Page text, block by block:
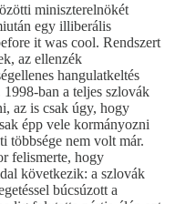
miniszterelnökét
egy illiberális
it was cool. Rendszert
az ellenzék
hangulatkeltés
ban a teljes szlovák
az is csak úgy, hogy
épp vele kormányozni
többsége nem volt már.
felismerte, hogy
következik: a szlovák
búcsúzott a